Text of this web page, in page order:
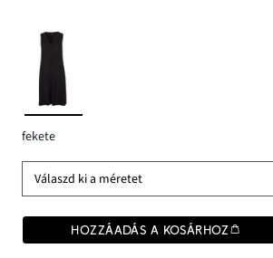
fekete
Válaszd ki a méretet
HOZZÁADÁS A KOSÁRHOZ